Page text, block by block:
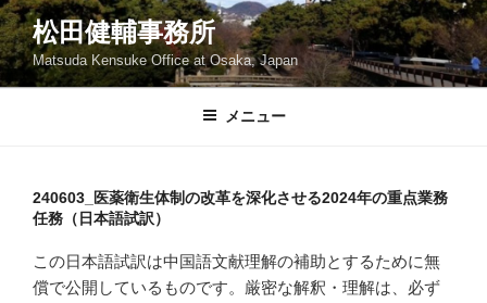
コ
ン
テ
ン
松田健輔事務所
Matsuda Kensuke Office at Osaka, Japan
メニュー
240603_医薬衛生体制の改革を深化させる2024年の重点業務
任務（日本語試訳）
この日本語試訳は中国語文献理解の補助とするために無
償で公開しているものです。厳密な解釈・理解は、必ず